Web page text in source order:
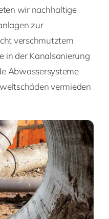
wir nachhaltige
zur
verschmutztem
in der Kanalsanierung
Abwassersysteme
vermieden